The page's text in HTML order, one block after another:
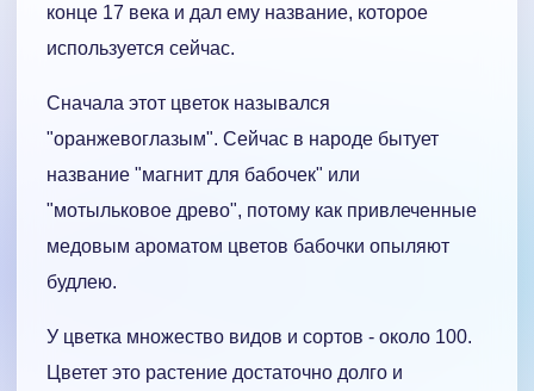
конце 17 века и дал ему название, которое
используется сейчас.
Сначала этот цветок назывался
"оранжевоглазым". Сейчас в народе бытует
название "магнит для бабочек" или
"мотыльковое древо", потому как привлеченные
медовым ароматом цветов бабочки опыляют
будлею.
У цветка множество видов и сортов - около 100.
Цветет это растение достаточно долго и